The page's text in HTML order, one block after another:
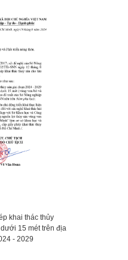
khai thác thủy
15 mét trên địa
- 2029